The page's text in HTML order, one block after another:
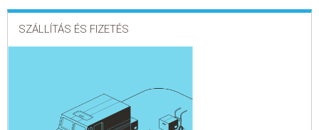
SZÁLLÍTÁS ÉS FIZETÉS